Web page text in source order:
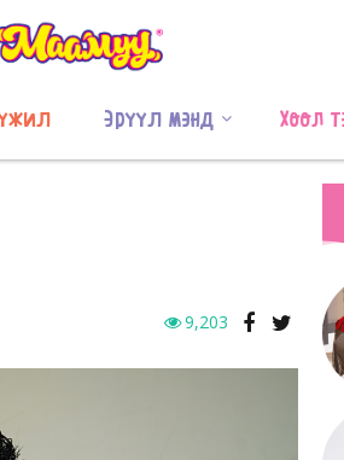
Эрүүл мэнд Хоол
9,203